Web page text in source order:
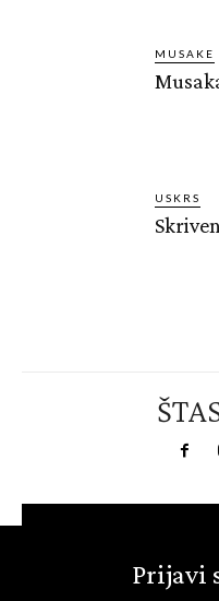
MUSAKE
USKRS
Prijavi